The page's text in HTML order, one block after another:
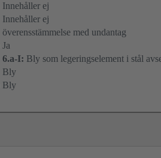
Innehåller ej
Innehåller ej
överensstämmelse med undantag
Ja
6.a-I: Bly som legeringselement i stål
Bly
Bly